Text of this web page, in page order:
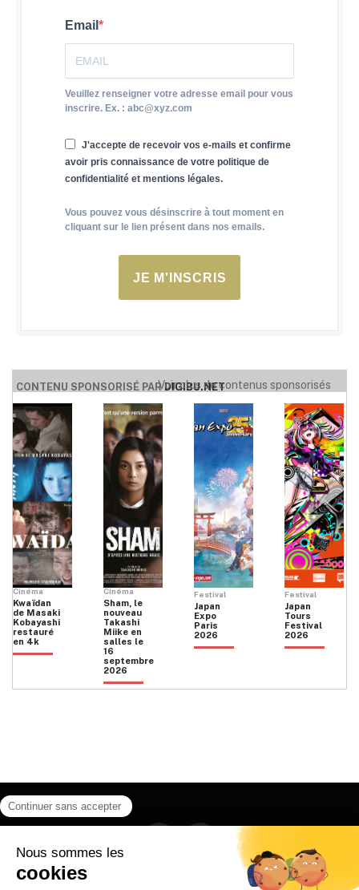
Email
Veuillez renseigner votre adresse email pour vous
inscrire. Ex. : abc@xyz.com
J'accepte de recevoir vos e-mails et confirme
avoir pris connaissance de votre politique de
confidentialité et mentions légales.
Vous pouvez vous désinscrire à tout moment en
cliquant sur le lien présent dans nos emails.
JE M'INSCRIS
CONTENU SPONSORISÉ PARDIGIBU.NET
Voir plus de contenus sponsorisés
Cinéma
Kwaïdan
de Masaki
Kobayashi
restauré
en 4k
Cinéma
Sham, le
nouveau
Takashi
Miike en
salles le
16
septembre
2026
Festival
Japan
Expo
Paris
2026
Festival
Japan
Tours
Festival
2026
Instagram